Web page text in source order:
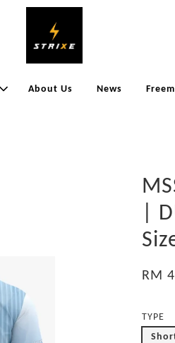
About Us News
|
RM
TYPE